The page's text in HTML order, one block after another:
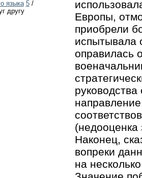
языка 5/
другу
Европы,
приобрели
испытывала
оправилась
Наконец,
вопреки
на